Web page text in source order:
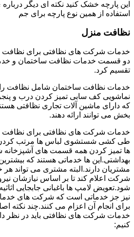
این پارچه خشک کنید نکته ای دیگر
استفاده از همین نوع پارچه برای جم
نظافت منزل
خدمات شرکت های نظافتی برای نظافت
دو قسمت خدمات نظافت ساختمان و
تقسیم کرد.
خدمات نظافت ساختمان شامل نظافت
نماشویی کف سابی تمیز کردن درب و
که دارای ماشین آلات تجاری نظافتی
بخش می توانند ارائه دهند.
خدمات شرکت های نظافتی برای
طی کشی شستشوی لباس ها مرتب کردن
ها تمیز کردن همه قسمت های
بهداشتی.این ها خدماتی هستند که
مشتریان دارند.البته مشتری می تواند هر
شرکت اعلام کند تا بر اساس نیازشان
شود.تعویض لامپ ها باغبانی جابجایی
نیز جز خدماتی است که شرکت های
برای انجام آن اعزام می کنند.چند نکته
خدمات شرکت های نظافتی باید در نظر
کنیم: